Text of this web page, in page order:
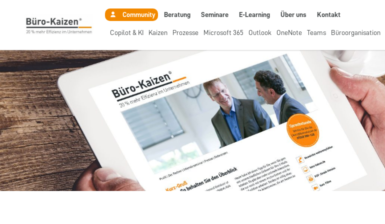
Community Beratung Seminare E-Learning Über uns Kontakt
Copilot & KI Kaizen Prozesse Microsoft 365 Outlook OneNote Teams Büroorganisation